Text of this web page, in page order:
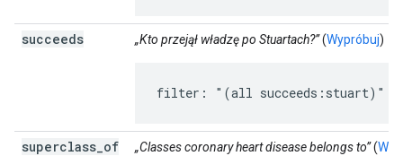
succeeds „Kto przejął władzę po Stuartach?”(Wypróbuj)
filter: "(all succeeds:stuart)"
superclass of „Classes coronary heart disease belongs to”(